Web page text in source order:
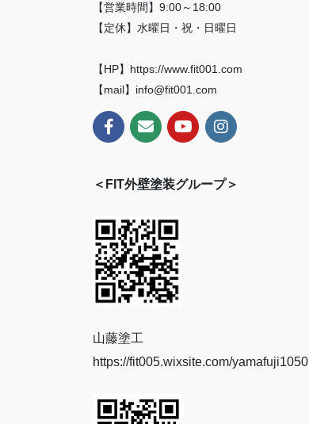
【営業時間】9:00～18:00
【定休】水曜日・祝・日曜日
【HP】https://www.fit001.com
【mail】info@fit001.com
＜FIT外壁塗装グループ＞
山藤塗工
https://fit005.wixsite.com/yamafuji1050